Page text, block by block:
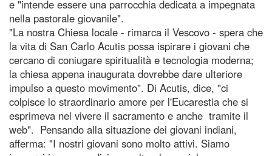
e "intende essere una parrocchia dedicata a impegnata
nella pastorale giovanile".
"La nostra Chiesa locale - rimarca il Vescovo - spera che
la vita di San Carlo Acutis possa ispirare i giovani che
cercano di coniugare spiritualità e tecnologia moderna;
la chiesa appena inaugurata dovrebbe dare ulteriore
impulso a questo movimento". Di Acutis, dice, "ci
colpisce lo straordinario amore per l'Eucarestia che si
esprimeva nel vivere il sacramento e anche tramite il
web". Pensando alla situazione dei giovani indiani,
afferma: "I nostri giovani sono molto attivi. Siamo